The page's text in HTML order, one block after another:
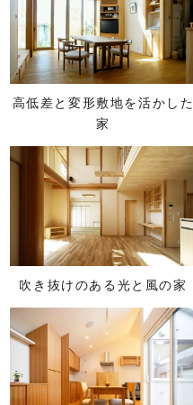
高低差と変形敷地を活かした
家
吹き抜けのある光と風の家